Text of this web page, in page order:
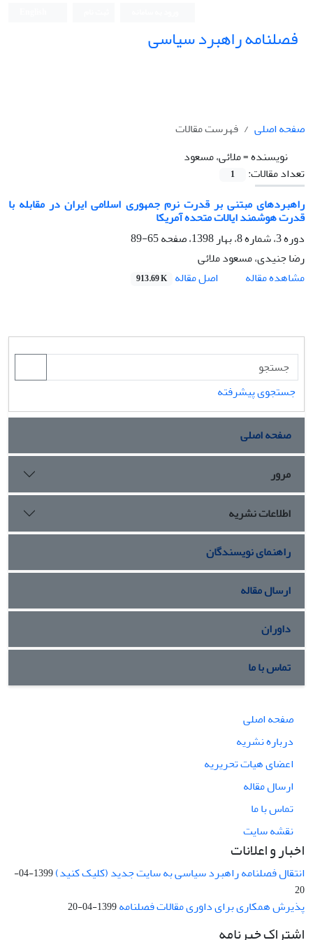
فصلنامه راهبرد سیاسی
صفحه اصلی
فهرست مقالات
نویسنده =ملائی، مسعود
تعداد مقالات:
1
راهبردهای مبتنی بر قدرت نرم جمهوری اسلامی ایران در مقابله با
قدرت هوشمند ایالات متحده آمریکا
دوره 3، شماره 8، بهار 1398، صفحه
65-89
رضا جنیدی، مسعود ملائی
مشاهده مقاله
اصل مقاله 913.69 K
جستجوی پیشرفته
صفحه اصلی
مرور
اطلاعات نشریه
راهنمای نویسندگان
ارسال مقاله
داوران
تماس با ما
صفحه اصلی
درباره نشریه
اعضای هیات تحریریه
ارسال مقاله
تماس با ما
نقشه سایت
اخبار و اعلانات
انتقال فصلنامه راهبرد سیاسی به سایت جدید (کلیک کنید)
1399-04-
20
پذیرش همکاری برای داوری مقالات فصلنامه1399-04-20
اشتراک خبرنامه